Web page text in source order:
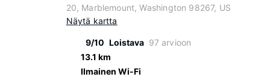
20, Marblemount, Washington 98267, US
Näytä kartta
9/10 Loistava 97 arvioon
13.1 km
Ilmainen Wi-Fi